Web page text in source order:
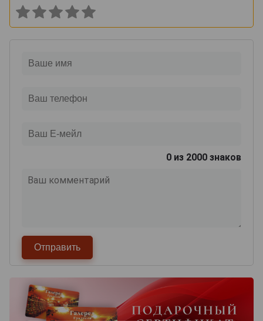
0 из 2000 знаков